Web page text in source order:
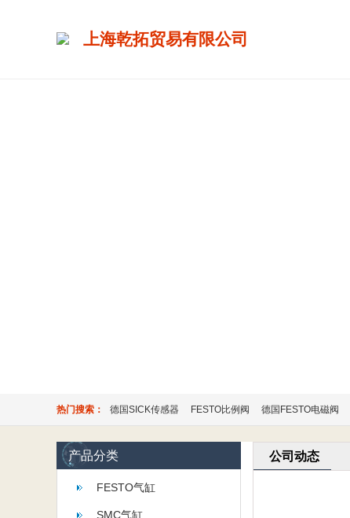
上海乾拓贸易有限公司
热门搜索： 德国SICK传感器 FESTO比例阀 德国FESTO电磁阀
产品分类
FESTO气缸
SMC气缸
公司动态